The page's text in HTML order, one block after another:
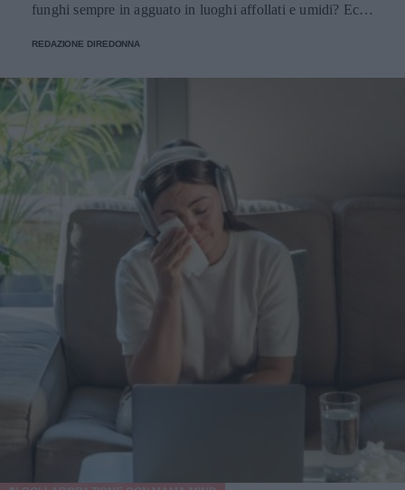
funghi sempre in agguato in luoghi affollati e umidi? Ecco
REDAZIONE DIREDONNA